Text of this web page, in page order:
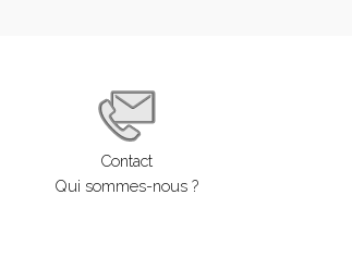
Contact
Qui sommes-nous ?